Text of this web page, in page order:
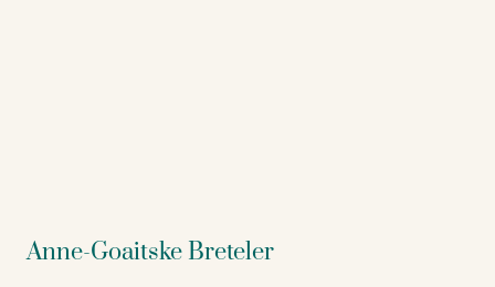
Anne-Goaitske Breteler